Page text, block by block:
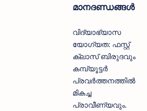
മാനദണ്ഡങ്ങൾ
വിദ്യാഭ്യാസ
യോഗ്യത: ഫസ്റ്റ്
ക്ലാസ് ബിരുദവും
കമ്പ്യൂട്ടർ
പ്രവർത്തനത്തിൽ
മികച്ച
പ്രാവീണ്യവും.